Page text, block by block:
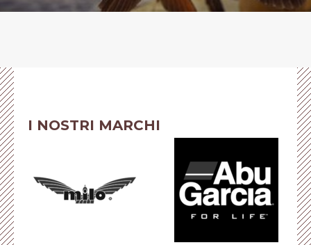
I NOSTRI MARCHI